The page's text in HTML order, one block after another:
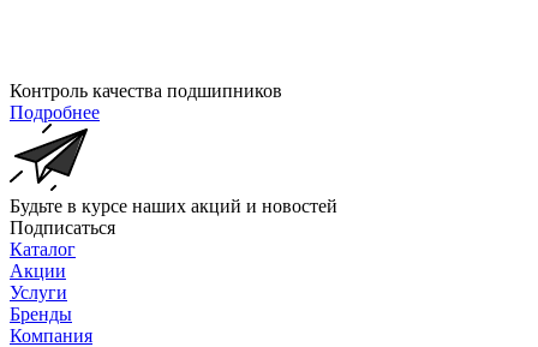
Контроль качества подшипников
Подробнее
Будьте в курсе наших акций и новостей
Подписаться
Каталог
Акции
Услуги
Бренды
Компания